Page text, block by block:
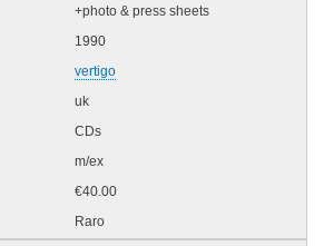
+photo & press sheets
1990
vertigo
uk
CDs
m/ex
€40.00
Raro